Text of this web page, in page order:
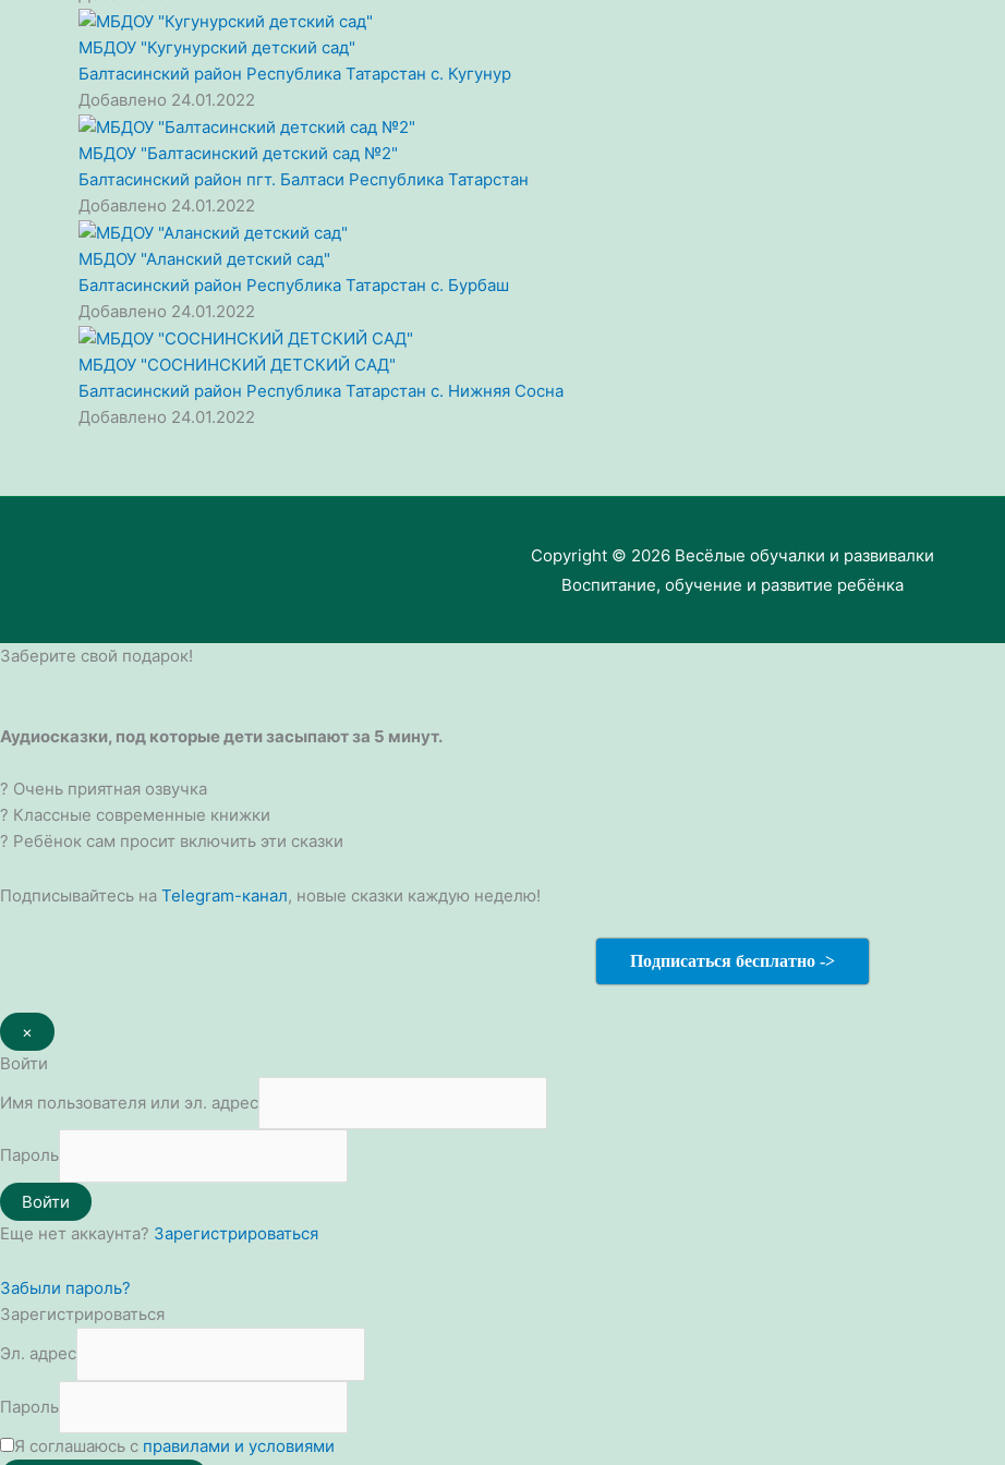
МБДОУ "Кугунурский детский сад"
Балтасинский район Республика Татарстан с. Кугунур
Добавлено 24.01.2022
МБДОУ "Балтасинский детский сад №2"
Балтасинский район пгт. Балтаси Республика Татарстан
Добавлено 24.01.2022
МБДОУ "Аланский детский сад"
Балтасинский район Республика Татарстан с. Бурбаш
Добавлено 24.01.2022
МБДОУ "СОСНИНСКИЙ ДЕТСКИЙ САД"
Балтасинский район Республика Татарстан с. Нижняя Сосна
Добавлено 24.01.2022
Copyright © 2026 Весёлые обучалки и развивалки
Воспитание, обучение и развитие ребёнка
Заберите свой подарок!
Аудиосказки, под которые дети засыпают за 5 минут.
? Очень приятная озвучка
? Классные современные книжки
? Ребёнок сам просит включить эти сказки
Подписывайтесь на Telegram-канал, новые сказки каждую неделю!
Подписаться бесплатно ->
×
Войти
Имя пользователя или эл. адрес
Пароль
Войти
Еще нет аккаунта? Зарегистрироваться
Забыли пароль?
Зарегистрироваться
Эл. адрес
Пароль
Я соглашаюсь с правилами и условиями